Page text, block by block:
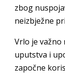
zbog
neizbježne
Vrlo je
uputstva i
započne